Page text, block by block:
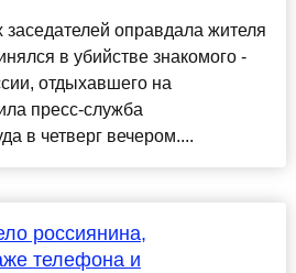
оправдала жителя
в убийстве знакомого -
отдыхавшего на
пресс-служба
в четверг вечером....
россиянина,
телефона и